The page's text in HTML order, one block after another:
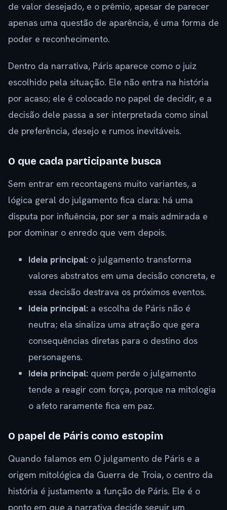
de valor desejado, e o prêmio, apesar de parecer
apenas uma questão de aparência, é uma forma de
poder e reconhecimento.
Dentro da narrativa, Páris aparece como o juiz
escolhido pela situação. Ele não entra na história
por acaso; ele é colocado no papel de decidir, e a
decisão dele passa a ser interpretada como sinal
de preferência, desejo e rumos inevitáveis.
O que cada participante busca
Sem entrar em recontagens muito variantes, a
lógica geral do julgamento fica clara: há uma
disputa por influência, por ser a mais admirada e
por dominar o enredo que vem depois.
Ideia principal: o julgamento transforma
valores abstratos em uma decisão concreta, e
essa decisão destrava os próximos eventos.
Ideia principal: a escolha de Páris não é
neutra; ela sinaliza uma atração que gera
consequências diretas para o destino dos
personagens.
Ideia principal: quem perde o julgamento
tende a reagir com força, porque na mitologia
o afeto raramente fica em paz.
O papel de Páris como estopim
Quando falamos em O julgamento de Páris e a
origem mitológica da Guerra de Troia, o centro da
história é justamente a função de Páris. Ele é o
ponto em que a narrativa decide seguir um